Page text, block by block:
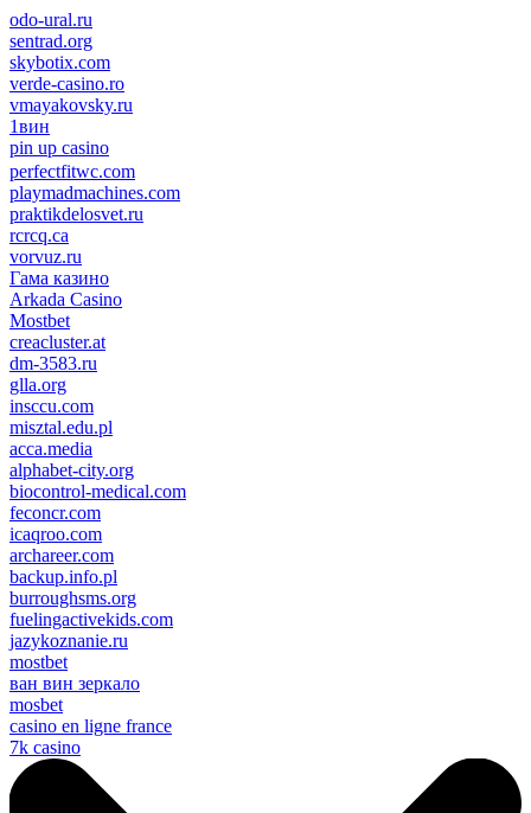
odo-ural.ru
sentrad.org
skybotix.com
verde-casino.ro
vmayakovsky.ru
1вин
pin up casino
пин ап
1win
perfectfitwc.com
playmadmachines.com
praktikdelosvet.ru
rcrcq.ca
vorvuz.ru
Гама казино
Arkada Casino
Mostbet
creacluster.at
dm-3583.ru
glla.org
insccu.com
misztal.edu.pl
acca.media
alphabet-city.org
biocontrol-medical.com
feconcr.com
icaqroo.com
archareer.com
backup.info.pl
burroughsms.org
fuelingactivekids.com
jazykoznanie.ru
mostbet
ван вин зеркало
mosbet
casino en ligne france
7k casino